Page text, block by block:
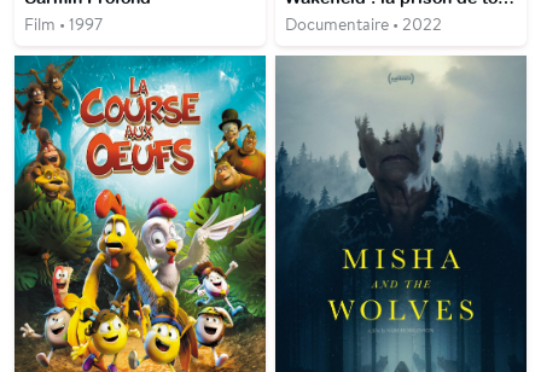
Film • 1997 Documentaire • 2022